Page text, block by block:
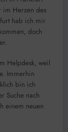
im Herzen des
hab ich mir
doch
Helpdesk, weil
Immerhin
bin ich
Suche nach
einem neuen